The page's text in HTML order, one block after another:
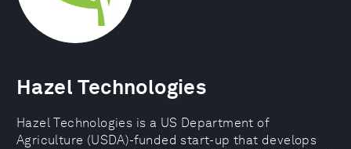
Hazel Technologies
Hazel Technologies is a US Department of
Agriculture (USDA)-funded start-up that develops